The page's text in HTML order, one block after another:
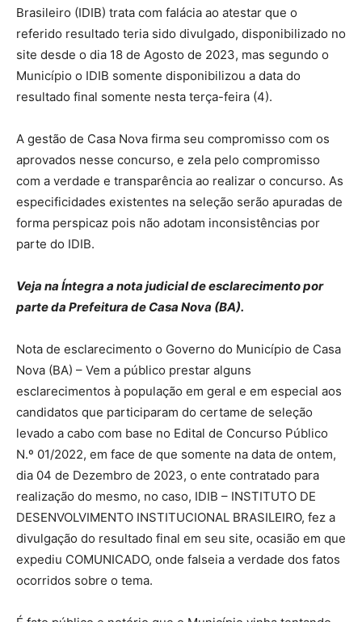
Brasileiro (IDIB) trata com falácia ao atestar que o
referido resultado teria sido divulgado, disponibilizado no
site desde o dia 18 de Agosto de 2023, mas segundo o
Município o IDIB somente disponibilizou a data do
resultado final somente nesta terça-feira (4).
A gestão de Casa Nova firma seu compromisso com os
aprovados nesse concurso, e zela pelo compromisso
com a verdade e transparência ao realizar o concurso. As
especificidades existentes na seleção serão apuradas de
forma perspicaz pois não adotam inconsistências por
parte do IDIB.
Veja na Íntegra a nota judicial de esclarecimento por
parte da Prefeitura de Casa Nova (BA).
Nota de esclarecimento o Governo do Município de Casa
Nova (BA) – Vem a público prestar alguns
esclarecimentos à população em geral e em especial aos
candidatos que participaram do certame de seleção
levado a cabo com base no Edital de Concurso Público
N.º 01/2022, em face de que somente na data de ontem,
dia 04 de Dezembro de 2023, o ente contratado para
realização do mesmo, no caso, IDIB – INSTITUTO DE
DESENVOLVIMENTO INSTITUCIONAL BRASILEIRO, fez a
divulgação do resultado final em seu site, ocasião em que
expediu COMUNICADO, onde falseia a verdade dos fatos
ocorridos sobre o tema.